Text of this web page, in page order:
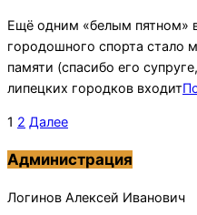
Ещё одним «белым пятном»
городошного спорта стало
памяти (спасибо его
липецких городков входит
Пагинация
записей
1 2 Далее
Администрация
Логинов Алексей Иванович